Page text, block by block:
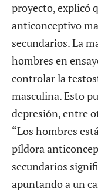
proyecto, explicó
anticonceptivo
secundarios. La
hombres en
controlar la
masculina. Esto
depresión, entre
“Los hombres
píldora
secundarios
apuntando a un